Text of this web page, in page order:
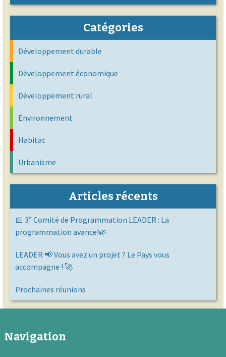
Catégories
Développement durable
Développement économique
Développement rural
Environnement
Habitat
Urbanisme
Articles récents
📅 3ᵉ Comité de Programmation LEADER : La
programmation avance!🌿
LEADER 📢 Vous avez un projet ? Le Pays vous
accompagne ! 🚀
Prochaines réunions
Navigation